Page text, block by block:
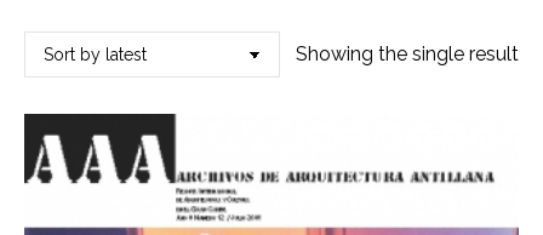
Showing the single result